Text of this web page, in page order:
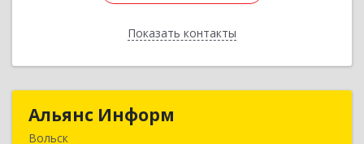
Показать контакты
Назад
Альянс Информ
Вольск